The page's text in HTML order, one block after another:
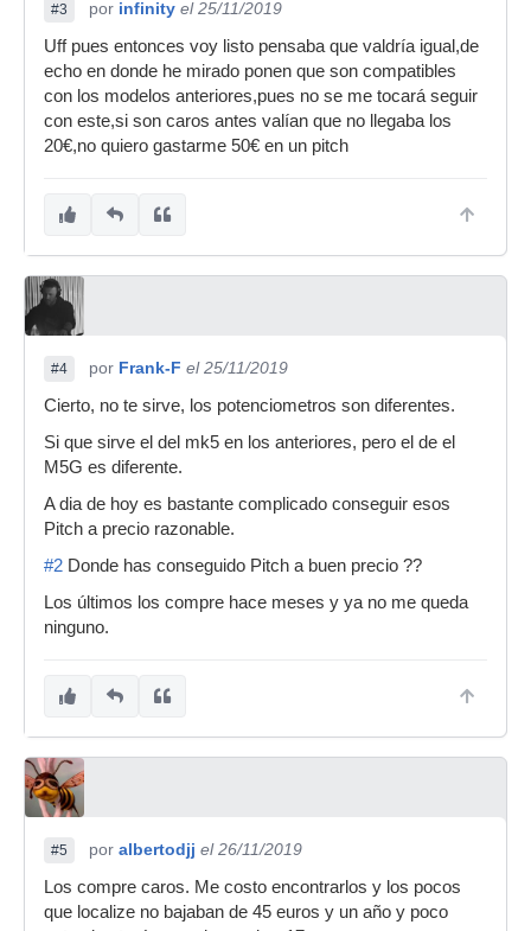
#3 por infinity el 25/11/2019
Uff pues entonces voy listo pensaba que valdría igual,de
echo en donde he mirado ponen que son compatibles
con los modelos anteriores,pues no se me tocará seguir
con este,si son caros antes valían que no llegaba los
20€,no quiero gastarme 50€ en un pitch
#4 por Frank-F el 25/11/2019
Cierto, no te sirve, los potenciometros son diferentes.
Si que sirve el del mk5 en los anteriores, pero el de el
M5G es diferente.
A dia de hoy es bastante complicado conseguir esos
Pitch a precio razonable.
#2 Donde has conseguido Pitch a buen precio ??
Los últimos los compre hace meses y ya no me queda
ninguno.
#5 por albertodjj el 26/11/2019
Los compre caros. Me costo encontrarlos y los pocos
que localize no bajaban de 45 euros y un año y poco